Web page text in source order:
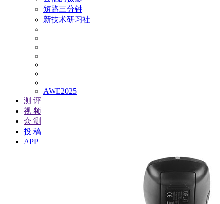
短路三分钟
新技术研习社
AWE2025
测 评
视 频
众 测
投 稿
APP